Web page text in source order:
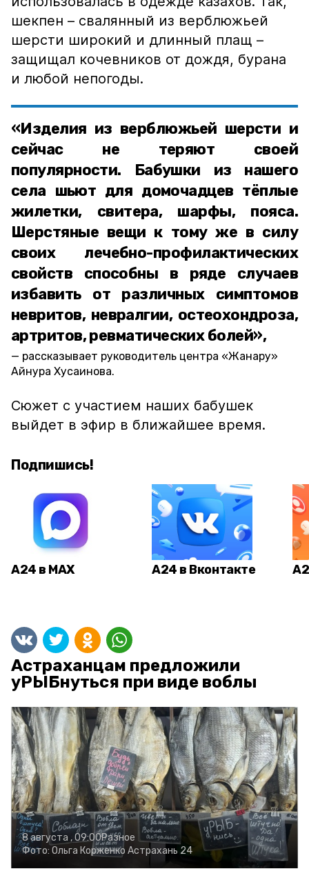
шекпен – свалянный из верблюжьей
шерсти широкий и длинный плащ –
защищал кочевников от дождя, бурана
и любой непогоды.
«Изделия из верблюжьей шерсти и
сейчас не теряют своей
популярности. Бабушки из нашего
села шьют для домочадцев тёплые
жилетки, свитера, шарфы, пояса.
Шерстяные вещи к тому же в силу
своих лечебно-профилактических
свойств способны в ряде случаев
избавить от различных симптомов
невритов, невралгии, остеохондроза,
артритов, ревматических болей»,
рассказывает руководитель центра «Жанару»
Айнура Хусаинова.
Сюжет с участием наших бабушек
выйдет в эфир в ближайшее время.
Подпишись!
А24 в MAX А24 в Вконтакте
Астраханцам предложили
уРЫБнуться при виде воблы
8 августа , 09:00Разное
Фото: Ольга Корженко Астрахань 24